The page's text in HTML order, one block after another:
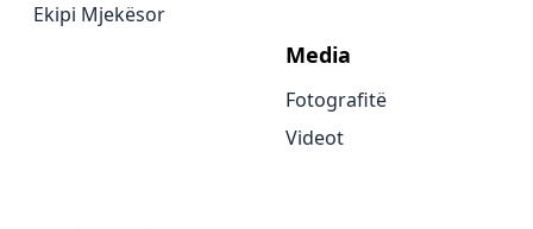
Ekipi Mjekësor
Media
Fotografitë
Videot